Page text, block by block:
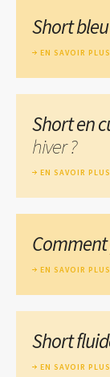
Short
EN SAVOIR PLUS
Short en
hiver ?
EN SAVOIR PLUS
EN SAVOIR PLUS
Short
EN SAVOIR PLUS